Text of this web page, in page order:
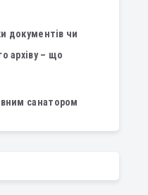
документів чи
архіву – що
санатором